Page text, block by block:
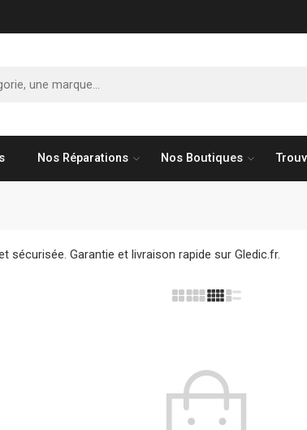
Nos Réparations Nos Boutiques
Garantie et livraison rapide sur Gledic.fr.